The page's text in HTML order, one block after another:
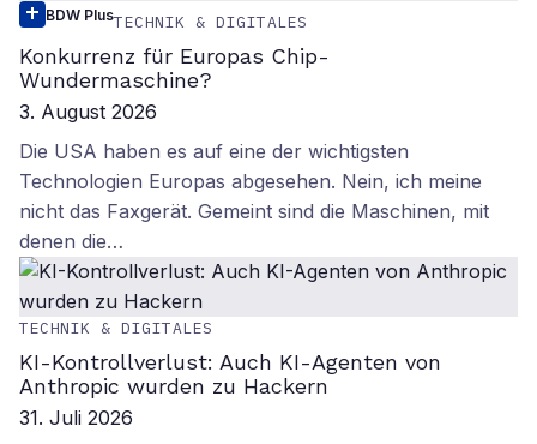
BDW PlusTECHNIK & DIGITALES
Konkurrenz für Europas Chip-
Wundermaschine?
3. August 2026
Die USA haben es auf eine der wichtigsten
Technologien Europas abgesehen. Nein, ich meine
nicht das Faxgerät. Gemeint sind die Maschinen, mit
denen die…
TECHNIK & DIGITALES
KI-Kontrollverlust: Auch KI-Agenten von
Anthropic wurden zu Hackern
31. Juli 2026